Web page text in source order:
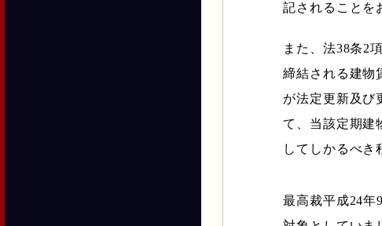
記されることを
また、法38条2
締結される建物
が法定更新及び
て、当該定期建
してしかるべき
最高裁平成24年